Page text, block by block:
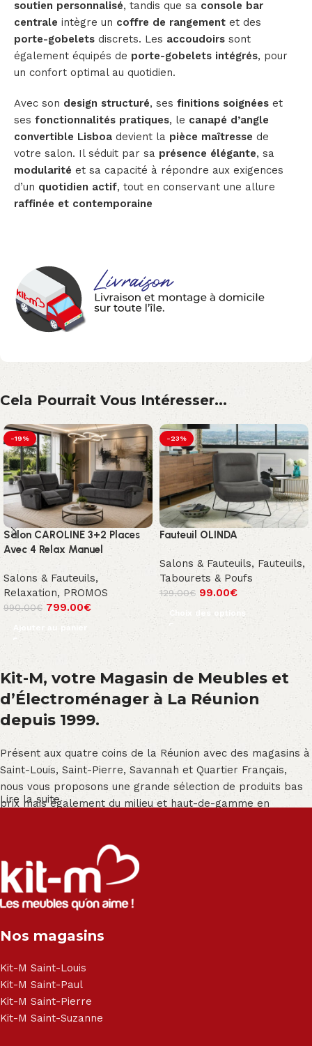
soutien personnalisé, tandis que sa console bar
centrale intègre un coffre de rangement et des
porte-gobelets discrets. Les accoudoirs sont
également équipés de porte-gobelets intégrés, pour
un confort optimal au quotidien.
Avec son design structuré, ses finitions soignées et
ses fonctionnalités pratiques, le canapé d’angle
convertible Lisboa devient la pièce maîtresse de
votre salon. Il séduit par sa présence élégante, sa
modularité et sa capacité à répondre aux exigences
d’un quotidien actif, tout en conservant une allure
raffinée et contemporaine
Cela Pourrait Vous Intéresser...
-19%
Salon CAROLINE 3+2 Places
Avec 4 Relax Manuel
Salons & Fauteuils,
Relaxation, PROMOS
990.00€ 799.00€
Ajouter au panier
-23%
Fauteuil OLINDA
Salons & Fauteuils, Fauteuils,
Tabourets & Poufs
129.00€ 99.00€
Choix des options
Kit-M, votre Magasin de Meubles et
d’Électroménager à La Réunion
depuis 1999.
Présent aux quatre coins de la Réunion avec des magasins à
Saint-Louis, Saint-Pierre, Savannah et Quartier Français,
nous vous proposons une grande sélection de produits bas
prix mais également du milieu et haut-de-gamme en
Salon angle - Salon convertible - Salon relax - Canapé -
Canapé lit - Cuisine sur-mesure - Fauteuil - Armoire - Table
et chaise - Meuble de salle de bain - Literie - Lit - Bureau -
Électroménager - Télévision led - Réfrigérateur -
- Matelas - Hifi Hitachi, LG, Sharp, Philips, Bosh, Moulinex,
Haier, Sony, Cecotec, Westpoint, Dyson.
Lire la suite
Nos magasins
Kit-M Saint-Louis
Kit-M Saint-Paul
Kit-M Saint-Pierre
Kit-M Saint-Suzanne